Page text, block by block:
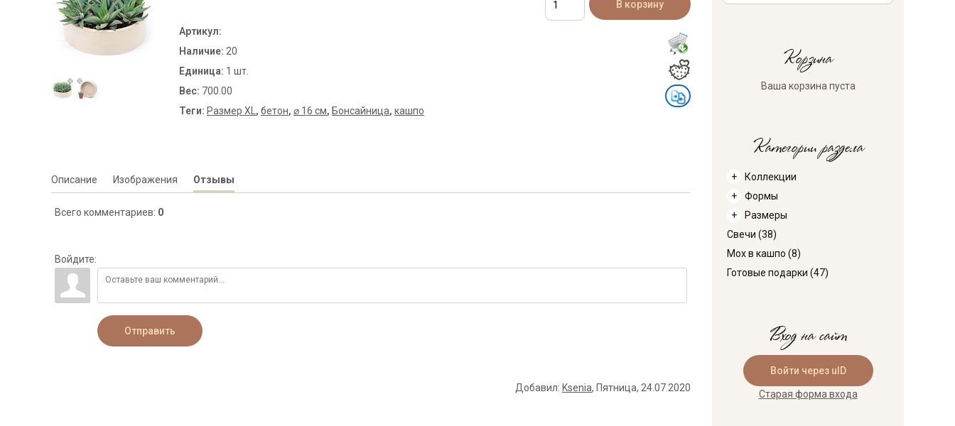
Артикул:
Наличие: 20
Единица: 1 шт.
Вес: 700.00
Теги: Размер XL , бетон, ⌀ 16 см, Бонсайница, кашпо
Описание Изображения Отзывы
Всего комментариев: 0
Войдите:
Отправить
Добавил: Ksenia, Пятница, 24.07.2020
Корзина
Ваша корзина пуста
Категории раздела
Коллекции
Формы
Размеры
Свечи (38)
Мох в кашпо (8)
Готовые подарки (47)
Вход на сайт
Войти через uID
Старая форма входа